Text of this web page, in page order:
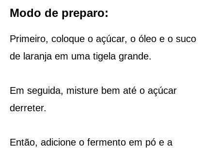
Modo de preparo:
Primeiro, coloque o açúcar, o óleo e o suco
de laranja em uma tigela grande.
Em seguida, misture bem até o açúcar
derreter.
Então, adicione o fermento em pó e a